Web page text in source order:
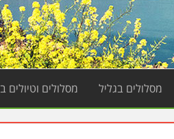
מסלולים בגליל מסלולים וטיולים